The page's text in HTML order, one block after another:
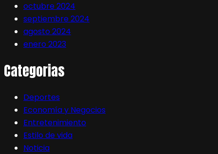
octubre 2024
septiembre 2024
agosto 2024
enero 2023
Categorias
Deportes
Economía y Negocios
Entretenimiento
Estilo de vida
Noticia